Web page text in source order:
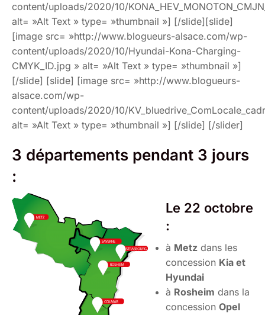
content/uploads/2020/10/
alt= »Alt Text » type= »thumbnail »] [/slide][slide]
[image src= »http://www.blogueurs-alsace.com/wp-
content/uploads/2020/10/Hyundai-Kona-Charging-
CMYK_ID.jpg » alt= »Alt Text » type= »thumbnail »]
[/slide] [slide] [image src= »http://www.blogueurs-
alsace.com/wp-
content/uploads/2020/10/
alt= »Alt Text » type= »thumbnail »] [/slide] [/slider]
3 départements pendant 3 jours
:
Le 22 octobre
:
à Metz dans les
concession Kia et
Hyundai
à Rosheim dans la
concession Opel